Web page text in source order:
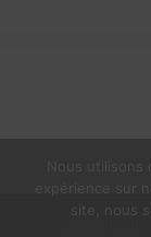
site, nous